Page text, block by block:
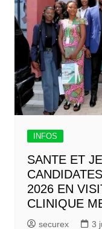
INFOS
SANTE ET
2026 EN
CLINIQUE
securex 3